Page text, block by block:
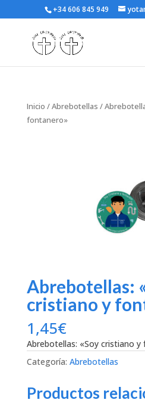
+34 606 845 949
Inicio /Abrebotellas /
fontanero»
Abrebotellas:
cristiano y
1,45€
Abrebotellas: «Soy cristiano
Categoría: Abrebotellas
Productos